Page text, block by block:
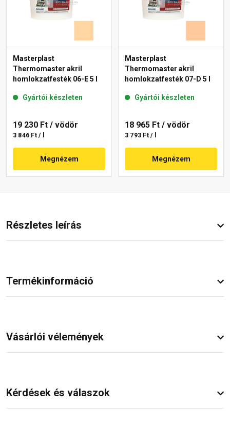
Masterplast
Thermomaster akril
homlokzatfesték 06-E 5 l
Gyártói készleten
19 230 Ft / vödör
3 846 Ft / l
Megnézem
Masterplast
Thermomaster akril
homlokzatfesték 07-D 5 l
Gyártói készleten
18 965 Ft / vödör
3 793 Ft / l
Megnézem
Részletes leírás
Termékinformáció
Vásárlói vélemények
Kérdések és válaszok